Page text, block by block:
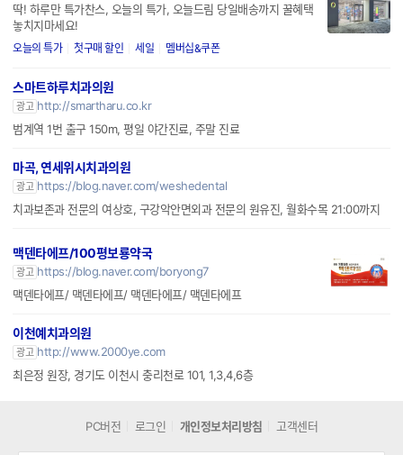
딱! 하루만 특가찬스, 오늘의 특가, 오늘드림 당일배송까지 꿀혜택
놓치지마세요!
오늘의 특가 첫구매 할인 세일 멤버십&쿠폰
스마트하루치과의원
광고 http://smartharu.co.kr
범계역 1번 출구 150m, 평일 야간진료, 주말 진료
마곡, 연세위시치과의원
광고 https://blog.naver.com/weshedental
치과보존과 전문의 여상호, 구강악안면외과 전문의 원유진, 월화수목 21:00까지
맥덴타에프/100평보룡약국
광고 https://blog.naver.com/boryong7
맥덴타에프/ 맥덴타에프/ 맥덴타에프/ 맥덴타에프
이천예치과의원
광고 http://www.2000ye.com
최은정 원장, 경기도 이천시 충리천로 101, 1,3,4,6층
PC버전 로그인 개인정보처리방침 고객센터